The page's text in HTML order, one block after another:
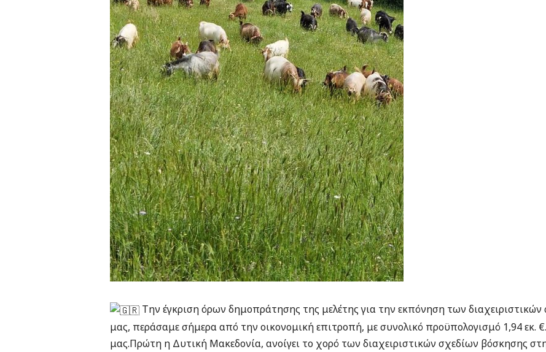
Την έγκριση όρων δημοπράτησης της μελέτης για την εκπόνηση των διαχειριστικών
μας, περάσαμε σήμερα από την οικονομική επιτροπή, με συνολικό προϋπολογισμό 1,94 εκ.
μας.Πρώτη η Δυτική Μακεδονία, ανοίγει το χορό των διαχειριστικών σχεδίων βόσκησης